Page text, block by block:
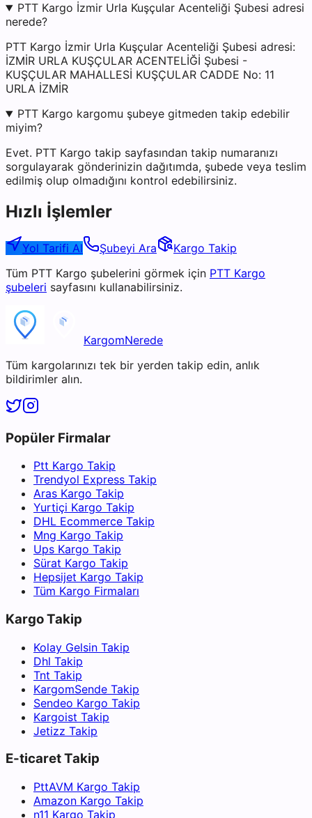
PTT Kargo İzmir Urla Kuşçular Acenteliği Şubesi adresi
nerede?
PTT Kargo İzmir Urla Kuşçular Acenteliği Şubesi adresi:
İZMİR URLA KUŞÇULAR ACENTELİĞİ Şubesi -
KUŞÇULAR MAHALLESİ KUŞÇULAR CADDE No: 11
URLA İZMİR
PTT Kargo kargomu şubeye gitmeden takip edebilir
miyim?
Evet. PTT Kargo takip sayfasından takip numaranızı
sorgulayarak gönderinizin dağıtımda, şubede veya teslim
edilmiş olup olmadığını kontrol edebilirsiniz.
Hızlı İşlemler
Yol Tarifi Al Şubeyi Ara
Kargo Takip
Tüm PTT Kargo şubelerini görmek için PTT Kargo
şubeleri sayfasını kullanabilirsiniz.
KargomNerede
Tüm kargolarınızı tek bir yerden takip edin, anlık
bildirimler alın.
Popüler Firmalar
Ptt Kargo Takip
Trendyol Express Takip
Aras Kargo Takip
Yurtiçi Kargo Takip
DHL Ecommerce Takip
Mng Kargo Takip
Ups Kargo Takip
Sürat Kargo Takip
Hepsijet Kargo Takip
Tüm Kargo Firmaları
Kargo Takip
Kolay Gelsin Takip
Dhl Takip
Tnt Takip
KargomSende Takip
Sendeo Kargo Takip
Kargoist Takip
Jetizz Takip
E-ticaret Takip
PttAVM Kargo Takip
Amazon Kargo Takip
n11 Kargo Takip